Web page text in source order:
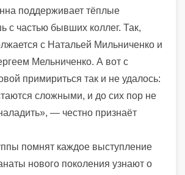
поддерживает тёплые
с частью бывших коллег. Так,
с Натальей Мильниченко и
Мельниченко. А вот с
примириться так и не удалось:
сложными, и до сих пор не
— честно признаёт
помнят каждое выступление
нового поколения узнают о